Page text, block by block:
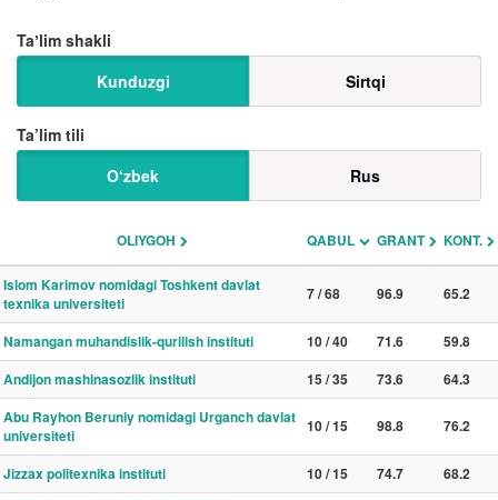
Taʼlim shakli
Kunduzgi
Sirtqi
Ta’lim tili
O‘zbek
Rus
OLIYGOH QABUL GRANT KONT.
Islom Karimov nomidagi Toshkent davlat
texnika universiteti
7 / 68 96.9 65.2
Namangan muhandislik-qurilish instituti 10 / 40 71.6
59.8
Andijon mashinasozlik instituti
15 / 35 73.6
64.3
Abu Rayhon Beruniy nomidagi Urganch davlat
universiteti
10 / 15 98.8 76.2
Jizzax politexnika instituti 10 / 15 74.7
68.2